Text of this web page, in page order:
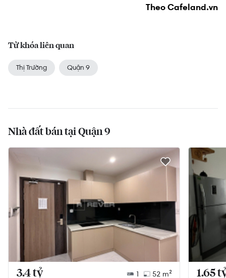
Theo Cafeland.vn
Từ khóa liên quan
Thị Trường Quận 9
Nhà đất bán tại Quận 9
3.4 tỷ 1 52 m² 1.65